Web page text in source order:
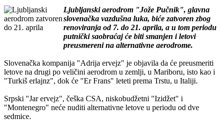
Ljubljanski aerodrom "Jože Pučnik", glavna
slovenačka vazdušna luka, biće zatvoren zbog
renoviranja od 7. do 21. aprila, a u tom periodu
putnički saobraćaj će biti smanjen i letovi
preusmereni na alternativne aerodrome.
Slovenačka kompanija "Adrija ervejz" je objavila da će preusmeriti
letove na drugi po veličini aerodrom u zemlji, u Mariboru, isto kao i
"Turkiš erlajnz", dok će "Er Frans" leteti prema Trstu, u Italiji.
Srpski "Jar ervejz", češka CSA, niskobudžetni "Izidžet" i
"Montenegro" neće nuditi alternativne letove u periodu od dve
sedmice.